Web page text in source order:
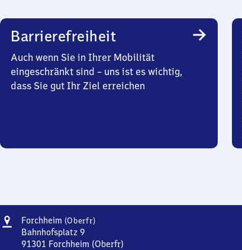
Barrierefreiheit
Auch wenn Sie in Ihrer Mobilität
eingeschränkt sind – uns ist es wichtig,
dass Sie gut Ihr Ziel erreichen
Adresse
Forchheim (Oberfr)Forchheim
Bahnhofsplatz 9
91301 Forchheim (Oberfr)